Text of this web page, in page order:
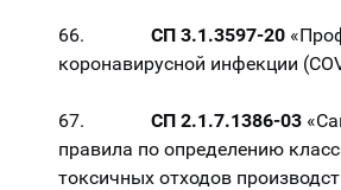
66. СП 3.1.3597-20
коронавирусной инфекции
67. СП 2.1.7.1386-03
правила по определению
токсичных отходов